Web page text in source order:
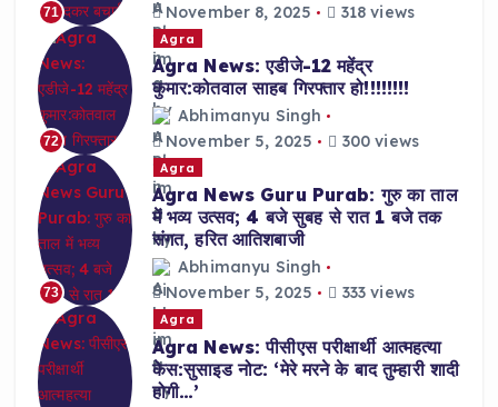
71
November 8, 2025
318 views
72
Agra
Agra News: एडीजे-12 महेंद्र
कुमार:कोतवाल साहब गिरफ्तार हो!!!!!!!!
Abhimanyu Singh
November 5, 2025
300 views
73
Agra
Agra News Guru Purab: गुरु का ताल
में भव्य उत्सव; 4 बजे सुबह से रात 1 बजे तक
संगत, हरित आतिशबाजी
Abhimanyu Singh
November 5, 2025
333 views
Agra
Agra News: पीसीएस परीक्षार्थी आत्महत्या
केस:सुसाइड नोट: ‘मेरे मरने के बाद तुम्हारी शादी
होगी…’